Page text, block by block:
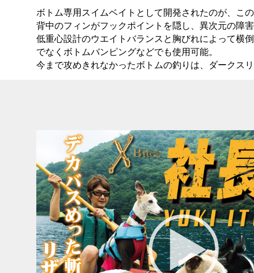
ボトム専用スイムベイトとして開発されたのが、この
背中のフィンがフックポイントを隠し、異次元の障
低重心設計のウエイトバランスと胸びれによって横
でなくボトムバンピングなどでも使用可能。
今まで攻めきれなかったボトムの釣りは、ダークス